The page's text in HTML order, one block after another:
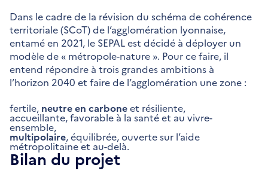
Dans le cadre de la révision du schéma de cohérence
territoriale (SCoT) de l’agglomération lyonnaise,
entamé en 2021, le SEPAL est décidé à déployer un
modèle de « métropole-nature ». Pour ce faire, il
entend répondre à trois grandes ambitions à
l’horizon 2040 et faire de l’agglomération une zone :
fertile, neutre en carboneet résiliente,
accueillante, favorable à la santé et au vivre-
ensemble,
multipolaire, équilibrée, ouverte sur l’aide
métropolitaine et au-delà.
Bilan du projet